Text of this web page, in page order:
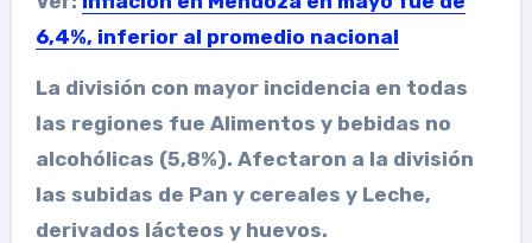
6,4%, inferior al promedio nacional
La división con mayor incidencia en todas
las regiones fue Alimentos y bebidas no
alcohólicas (5,8%). Afectaron a la división
las subidas de Pan y cereales y Leche,
derivados lácteos y huevos.